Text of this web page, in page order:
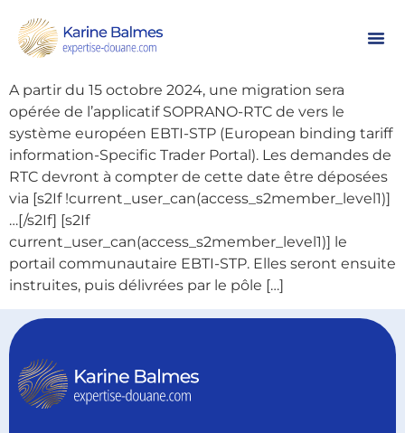
Renseignements tarifaires
contraignants (RTC)
A partir du 15 octobre 2024, une migration sera
opérée de l’applicatif SOPRANO-RTC de vers le
système européen EBTI-STP (European binding tariff
information-Specific Trader Portal). Les demandes de
RTC devront à compter de cette date être déposées
via [s2If !current_user_can(access_s2member_level1)]
…[/s2If] [s2If
current_user_can(access_s2member_level1)] le
portail communautaire EBTI-STP. Elles seront ensuite
instruites, puis délivrées par le pôle […]